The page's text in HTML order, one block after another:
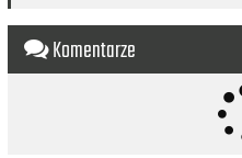
Komentarze